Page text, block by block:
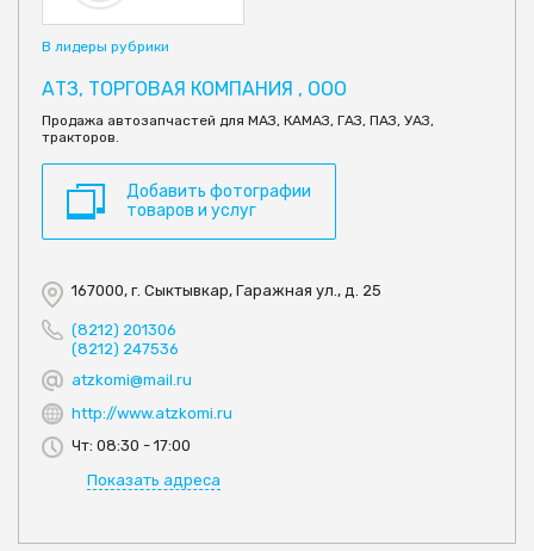
В лидеры рубрики
АТЗ, ТОРГОВАЯ КОМПАНИЯ , ООО
Продажа автозапчастей для МАЗ, КАМАЗ, ГАЗ, ПАЗ, УАЗ,
тракторов.
Добавить фотографии
товаров и услуг
167000, г. Сыктывкар, Гаражная ул., д. 25
(8212) 201306
(8212) 247536
atzkomi@mail.ru
http://www.atzkomi.ru
Чт: 08:30 - 17:00
Показать адреса